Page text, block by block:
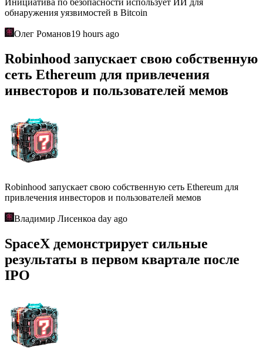
Инициатива по безопасности использует ИИ для
обнаружения уязвимостей в Bitcoin
Олег Романов19 hours ago
Robinhood запускает свою собственную
сеть Ethereum для привлечения
инвесторов и пользователей мемов
Robinhood запускает свою собственную сеть Ethereum для
привлечения инвесторов и пользователей мемов
Владимир Лисенкоa day ago
SpaceX демонстрирует сильные
результаты в первом квартале после
IPO